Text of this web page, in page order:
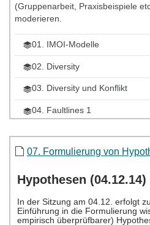
(Gruppenarbeit, Praxisbeispiele
moderieren.
01. IMOI-Modelle
02. Diversity
03. Diversity und Konflikt
04. Faultlines 1
07. Formulierung von